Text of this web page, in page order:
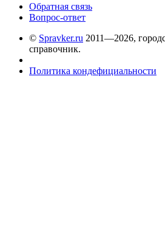
Обратная связь
Вопрос-ответ
© Spravker.ru 2011—2026,
справочник.
Политика кондефициальности